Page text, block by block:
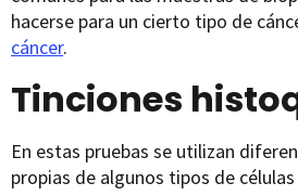
hacerse para un cierto tipo de
cáncer.
Tinciones
En estas pruebas se utilizan
propias de algunos tipos de